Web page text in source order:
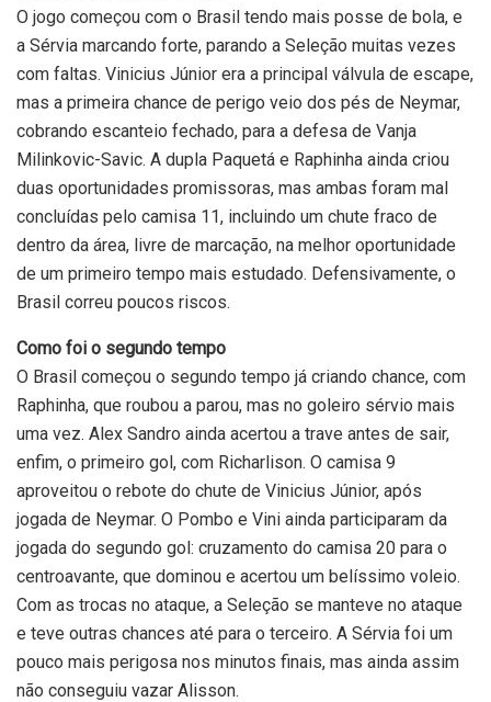
O jogo começou com o Brasil tendo mais posse de bola, e
a Sérvia marcando forte, parando a Seleção muitas vezes
com faltas. Vinicius Júnior era a principal válvula de escape,
mas a primeira chance de perigo veio dos pés de Neymar,
cobrando escanteio fechado, para a defesa de Vanja
Milinkovic-Savic. A dupla Paquetá e Raphinha ainda criou
duas oportunidades promissoras, mas ambas foram mal
concluídas pelo camisa 11, incluindo um chute fraco de
dentro da área, livre de marcação, na melhor oportunidade
de um primeiro tempo mais estudado. Defensivamente, o
Brasil correu poucos riscos.
Como foi o segundo tempo
O Brasil começou o segundo tempo já criando chance, com
Raphinha, que roubou a parou, mas no goleiro sérvio mais
uma vez. Alex Sandro ainda acertou a trave antes de sair,
enfim, o primeiro gol, com Richarlison. O camisa 9
aproveitou o rebote do chute de Vinicius Júnior, após
jogada de Neymar. O Pombo e Vini ainda participaram da
jogada do segundo gol: cruzamento do camisa 20 para o
centroavante, que dominou e acertou um belíssimo voleio.
Com as trocas no ataque, a Seleção se manteve no ataque
e teve outras chances até para o terceiro. A Sérvia foi um
pouco mais perigosa nos minutos finais, mas ainda assim
não conseguiu vazar Alisson.